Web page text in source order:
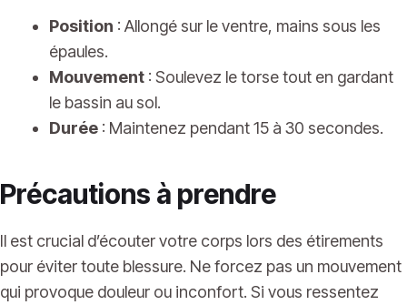
Position : Allongé sur le ventre, mains sous les
épaules.
Mouvement : Soulevez le torse tout en gardant
le bassin au sol.
Durée : Maintenez pendant 15 à 30 secondes.
Précautions à prendre
Il est crucial d’écouter votre corps lors des étirements
pour éviter toute blessure. Ne forcez pas un mouvement
qui provoque douleur ou inconfort. Si vous ressentez